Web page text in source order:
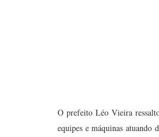
O prefeito Léo Vieira
equipes e máquinas atuando